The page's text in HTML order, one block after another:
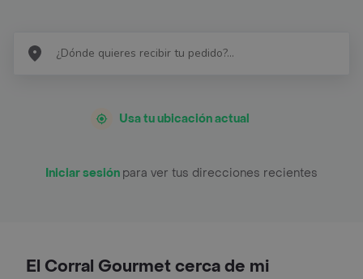
Usa tu ubicación actual
Iniciar sesión para ver tus direcciones recientes
El Corral Gourmet cerca de mi